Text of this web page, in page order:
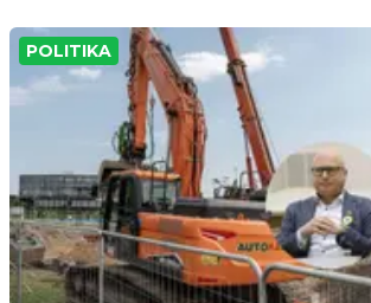
POLITIKA